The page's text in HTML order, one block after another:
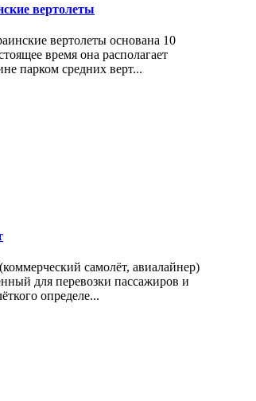
вертолеты
вертолеты основана 10
время она располагает
парком средних верт...
самолёт, авиалайнер)
для перевозки пассажиров и
определе...